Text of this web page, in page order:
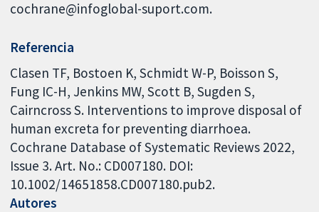
cochrane@infoglobal-suport.com.
Referencia
Clasen TF, Bostoen K, Schmidt W-P, Boisson S,
Fung IC-H, Jenkins MW, Scott B, Sugden S,
Cairncross S. Interventions to improve disposal of
human excreta for preventing diarrhoea.
Cochrane Database of Systematic Reviews 2022,
Issue 3. Art. No.: CD007180. DOI:
10.1002/14651858.CD007180.pub2.
Autores